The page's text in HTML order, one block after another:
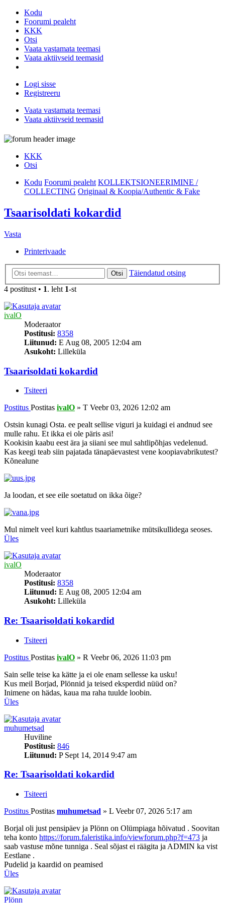
Kodu
Foorumi pealeht
KKK
Otsi
Vaata vastamata teemasi
Vaata aktiivseid teemasid
Logi sisse
Registreeru
Vaata vastamata teemasi
Vaata aktiivseid teemasid
KKK
Otsi
Kodu Foorumi pealeht KOLLEKTSIONEERIMINE /
COLLECTING Originaal & Koopia/Authentic & Fake
Tsaarisoldati kokardid
Vasta
Printerivaade
Otsi
Täiendatud otsing
4 postitust • 1. leht 1-st
ivalO
Moderaator
Postitusi: 8358
Liitunud: E Aug 08, 2005 12:04 am
Asukoht: Lilleküla
Tsaarisoldati kokardid
Tsiteeri
Postitus Postitas ivalO » T Veebr 03, 2026 12:02 am
Ostsin kunagi Osta. ee pealt sellise viguri ja kuidagi ei andnud see
mulle rahu. Et ikka ei ole päris asi!
Kookisin kaabu eest ära ja siiani see mul sahtlipõhjas vedelenud.
Kas keegi teab siin pajatada tänapäevastest vene koopiavabrikutest?
Kõnealune
Ja loodan, et see eile soetatud on ikka õige?
Mul nimelt veel kuri kahtlus tsaariametnike mütsikullidega seoses.
Üles
ivalO
Moderaator
Postitusi: 8358
Liitunud: E Aug 08, 2005 12:04 am
Asukoht: Lilleküla
Re: Tsaarisoldati kokardid
Tsiteeri
Postitus Postitas ivalO » R Veebr 06, 2026 11:03 pm
Sain selle teise ka kätte ja ei ole enam sellesse ka usku!
Kus meil Borjad, Plönnid ja teised eksperdid nüüd on?
Inimene on hädas, kaua ma raha tuulde loobin.
Üles
muhumetsad
Huviline
Postitusi: 846
Liitunud: P Sept 14, 2014 9:47 am
Re: Tsaarisoldati kokardid
Tsiteeri
Postitus Postitas muhumetsad » L Veebr 07, 2026 5:17 am
Borjal oli just pensipäev ja Plönn on Olümpiaga hõivatud . Soovitan
teha konto https://forum.faleristika.info/viewforum.php?f=473 ja
saab vastuse mõne tunniga . Seal sõjast ei räägita ja ADMIN ka vist
Eestlane .
Pudelid ja kaardid on peamised
Üles
Plönn